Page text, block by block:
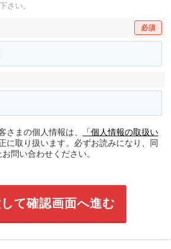
さい。
必須
まの個人情報は、
「個人情報の取扱い
に取り扱います。必ずお読みになり、同
問い合わせください。
して確認画面へ進む